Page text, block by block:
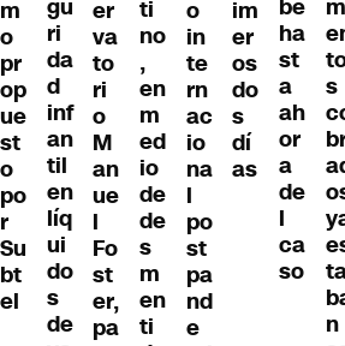
m
o
pr
op
ue
st
o
po
r
Su
bt
el
gu
ri
da
d
inf
an
til
en
líq
ui
do
s
de
er
va
to
ri
o
M
an
ue
l
Fo
st
er,
pa
ti
no
,
en
m
ed
io
de
de
s
m
en
ti
o
in
te
rn
ac
io
na
l
po
st
pa
nd
e
im
er
os
do
s
dí
as
be
ha
st
a
ah
or
a
de
l
ca
so
m
s
n